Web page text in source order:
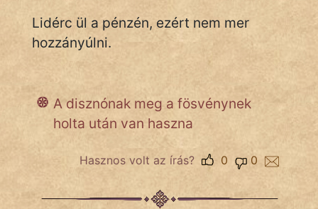
Lidérc ül a pénzén, ezért nem mer
hozzányúlni.
A disznónak meg a fösvénynek
holta után van haszna
Hasznos volt az írás? 0
0